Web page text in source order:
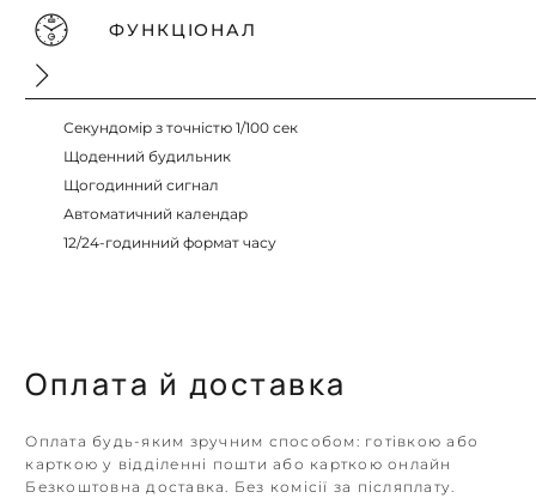
ФУНКЦІОНАЛ
Секундомір з точністю 1/100 сек
Щоденний будильник
Щогодинний сигнал
Автоматичний календар
12/24-годинний формат часу
Оплата й доставка
Оплата будь-яким зручним способом: готівкою або
карткою у відділенні пошти або карткою онлайн
Безкоштовна доставка. Без комісії за післяплату.